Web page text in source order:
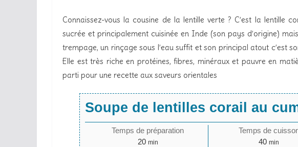
Connaissez-vous la cousine de la lentille verte ? C’est la lentille
sucrée et principalement cuisinée en Inde (son pays d’origine)
trempage, un rinçage sous l’eau suffit et son principal atout c’est
Elle est très riche en protéines, fibres, minéraux et pauvre en
parti pour une recette aux saveurs orientales
Soupe de lentilles corail au
Temps de préparation
20minutes
min
Temps de
40minutes
min